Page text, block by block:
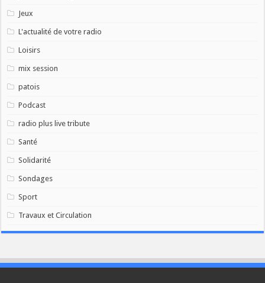
Jeux
L'actualité de votre radio
Loisirs
mix session
patois
Podcast
radio plus live tribute
Santé
Solidarité
Sondages
Sport
Travaux et Circulation